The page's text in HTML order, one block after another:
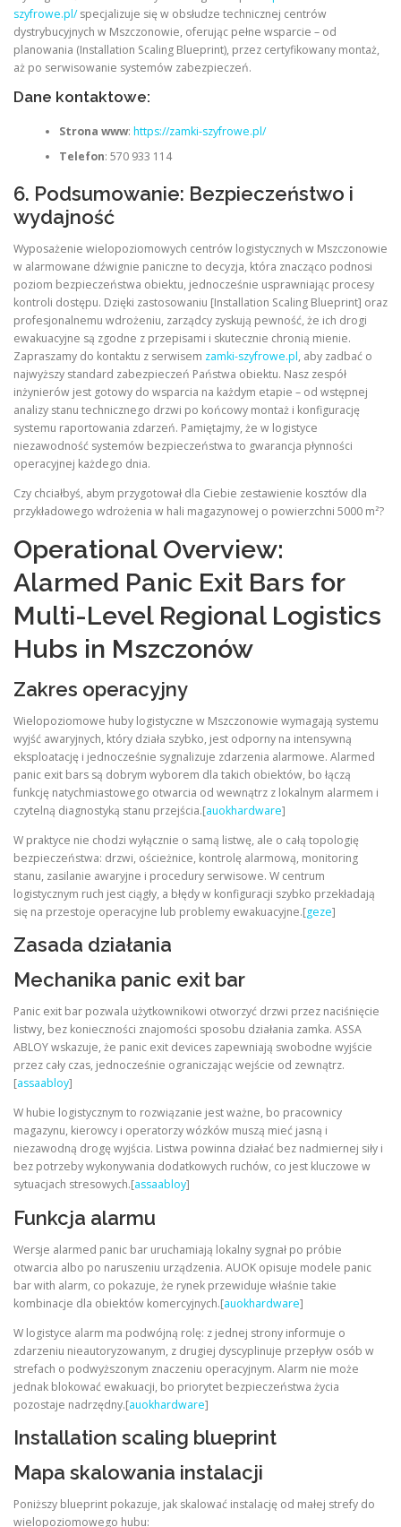
szyfrowe.pl/specjalizuje się w obsłudze technicznej centrów
dystrybucyjnych w Mszczonowie, oferując pełne wsparcie – od
planowania (Installation Scaling Blueprint), przez certyfikowany montaż,
aż po serwisowanie systemów zabezpieczeń.
Dane kontaktowe:
Strona www: https://zamki-szyfrowe.pl/
Telefon: 570 933 114
6. Podsumowanie: Bezpieczeństwo i
wydajność
Wyposażenie wielopoziomowych centrów logistycznych w Mszczonowie
w alarmowane dźwignie paniczne to decyzja, która znacząco podnosi
poziom bezpieczeństwa obiektu, jednocześnie usprawniając procesy
kontroli dostępu. Dzięki zastosowaniu [Installation Scaling Blueprint] oraz
profesjonalnemu wdrożeniu, zarządcy zyskują pewność, że ich drogi
ewakuacyjne są zgodne z przepisami i skutecznie chronią mienie.
Zapraszamy do kontaktu z serwisem zamki-szyfrowe.pl, aby zadbać o
najwyższy standard zabezpieczeń Państwa obiektu. Nasz zespół
inżynierów jest gotowy do wsparcia na każdym etapie – od wstępnej
analizy stanu technicznego drzwi po końcowy montaż i konfigurację
systemu raportowania zdarzeń. Pamiętajmy, że w logistyce
niezawodność systemów bezpieczeństwa to gwarancja płynności
operacyjnej każdego dnia.
Czy chciałbyś, abym przygotował dla Ciebie zestawienie kosztów dla
przykładowego wdrożenia w hali magazynowej o powierzchni 5000 m²?
Operational Overview:
Alarmed Panic Exit Bars for
Multi-Level Regional Logistics
Hubs in Mszczonów
Zakres operacyjny
Wielopoziomowe huby logistyczne w Mszczonowie wymagają systemu
wyjść awaryjnych, który działa szybko, jest odporny na intensywną
eksploatację i jednocześnie sygnalizuje zdarzenia alarmowe. Alarmed
panic exit bars są dobrym wyborem dla takich obiektów, bo łączą
funkcję natychmiastowego otwarcia od wewnątrz z lokalnym alarmem i
czytelną diagnostyką stanu przejścia.[auokhardware]
W praktyce nie chodzi wyłącznie o samą listwę, ale o całą topologię
bezpieczeństwa: drzwi, ościeżnice, kontrolę alarmową, monitoring
stanu, zasilanie awaryjne i procedury serwisowe. W centrum
logistycznym ruch jest ciągły, a błędy w konfiguracji szybko przekładają
się na przestoje operacyjne lub problemy ewakuacyjne.[geze]
Zasada działania
Mechanika panic exit bar
Panic exit bar pozwala użytkownikowi otworzyć drzwi przez naciśnięcie
listwy, bez konieczności znajomości sposobu działania zamka. ASSA
ABLOY wskazuje, że panic exit devices zapewniają swobodne wyjście
przez cały czas, jednocześnie ograniczając wejście od zewnątrz.
[assaabloy]
W hubie logistycznym to rozwiązanie jest ważne, bo pracownicy
magazynu, kierowcy i operatorzy wózków muszą mieć jasną i
niezawodną drogę wyjścia. Listwa powinna działać bez nadmiernej siły i
bez potrzeby wykonywania dodatkowych ruchów, co jest kluczowe w
sytuacjach stresowych.[assaabloy]
Funkcja alarmu
Wersje alarmed panic bar uruchamiają lokalny sygnał po próbie
otwarcia albo po naruszeniu urządzenia. AUOK opisuje modele panic
bar with alarm, co pokazuje, że rynek przewiduje właśnie takie
kombinacje dla obiektów komercyjnych.[auokhardware]
W logistyce alarm ma podwójną rolę: z jednej strony informuje o
zdarzeniu nieautoryzowanym, z drugiej dyscyplinuje przepływ osób w
strefach o podwyższonym znaczeniu operacyjnym. Alarm nie może
jednak blokować ewakuacji, bo priorytet bezpieczeństwa życia
pozostaje nadrzędny.[auokhardware]
Installation scaling blueprint
Mapa skalowania instalacji
Poniższy blueprint pokazuje, jak skalować instalację od małej strefy do
wielopoziomowego hubu: